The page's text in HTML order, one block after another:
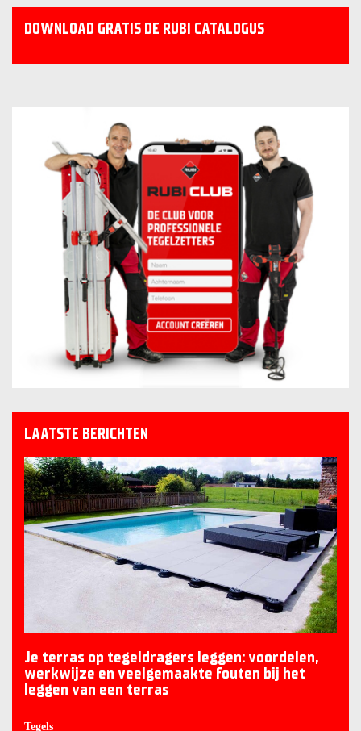
DOWNLOAD GRATIS DE RUBI CATALOGUS
LAATSTE BERICHTEN
Je terras op tegeldragers leggen: voordelen,
werkwijze en veelgemaakte fouten bij het
leggen van een terras
Tegels